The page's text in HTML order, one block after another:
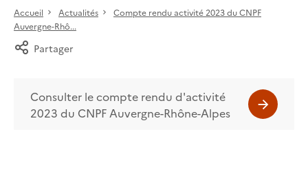
Accueil Actualités
Compte rendu activité 2023 du CNPF
Auvergne-Rhô...
Partager
Consulter le compte rendu d'activité
2023 du CNPF Auvergne-Rhône-Alpes